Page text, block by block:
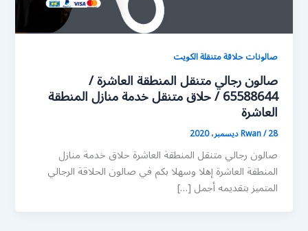
صالونات حلاقة متنقلة الكويت
صالون رجالي متنقل المنطقة العاشرة /
65588644 / حلاق متنقل خدمة منازل المنطقة
العاشرة
Rwan/28 ديسمبر، 2020
صالون رجالي متنقل المنطقة العاشرة حلاق خدمة منازل
المنطقة العاشرة إهلا وسهلا بكم في صالون الحلاقة الرجالي
المتميز بتقديمه أجمل […]